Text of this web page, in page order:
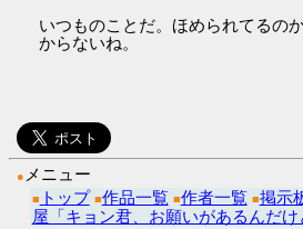
いつものことだ。ほめられてるの
からないね。
● メニュー
■ トップ ■作品一覧 ■作者一覧 ■掲示
屋「キョン君、お願いがあるんだけ